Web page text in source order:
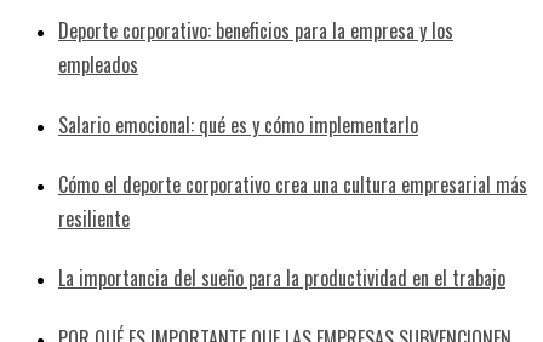
Deporte corporativo: beneficios para la empresa y los
empleados
Salario emocional: qué es y cómo implementarlo
Cómo el deporte corporativo crea una cultura empresarial más
resiliente
La importancia del sueño para la productividad en el trabajo